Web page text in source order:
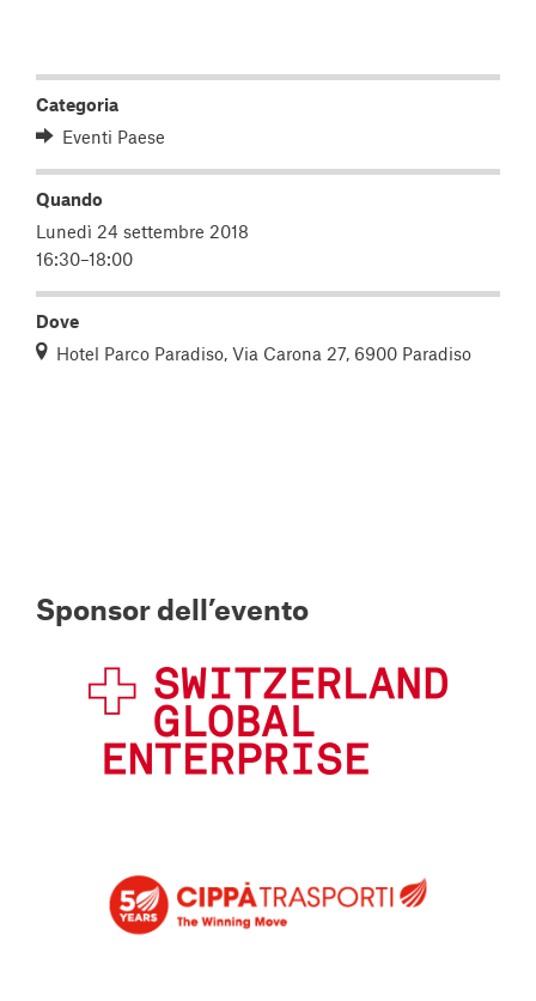
Categoria
Eventi Paese
Quando
Lunedì 24 settembre 2018
16:30–18:00
Dove
Hotel Parco Paradiso, Via Carona 27, 6900 Paradiso
Sponsor dell’evento